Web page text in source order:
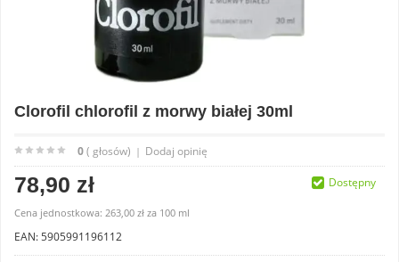
Clorofil chlorofil z morwy białej 30ml
0( głosów) | Dodaj opinię
78,90 zł
Cena jednostkowa: 263,00 zł za 100 ml
EAN: 5905991196112
Dostępny